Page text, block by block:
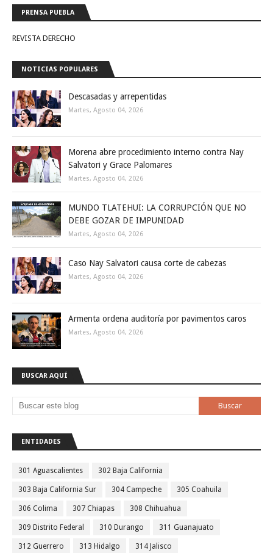
PRENSA PUEBLA
REVISTA DERECHO
NOTICIAS POPULARES
Descasadas y arrepentidas
Martes, Agosto 04, 2026
Morena abre procedimiento interno contra Nay
Salvatori y Grace Palomares
Martes, Agosto 04, 2026
MUNDO TLATEHUI: LA CORRUPCIÓN QUE NO
DEBE GOZAR DE IMPUNIDAD
Martes, Agosto 04, 2026
Caso Nay Salvatori causa corte de cabezas
Martes, Agosto 04, 2026
Armenta ordena auditoría por pavimentos caros
Martes, Agosto 04, 2026
BUSCAR AQUÍ
ENTIDADES
301 Aguascalientes 302 Baja California
303 Baja California Sur 304 Campeche 305 Coahuila
306 Colima 307 Chiapas 308 Chihuahua
309 Distrito Federal 310 Durango 311 Guanajuato
312 Guerrero 313 Hidalgo 314 Jalisco